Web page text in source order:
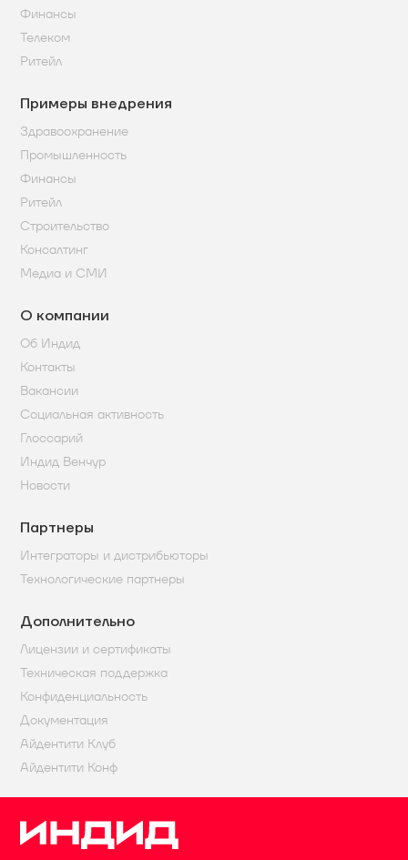
Финансы
Телеком
Ритейл
Примеры внедрения
Здравоохранение
Промышленность
Финансы
Ритейл
Строительство
Консалтинг
Медиа и СМИ
О компании
Об Индид
Контакты
Вакансии
Социальная активность
Глоссарий
Индид Венчур
Новости
Партнеры
Интеграторы и дистрибьюторы
Технологические партнеры
Дополнительно
Лицензии и сертификаты
Техническая поддержка
Конфиденциальность
Документация
Айдентити Клуб
Айдентити Конф